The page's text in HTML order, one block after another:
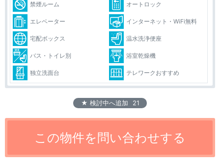
禁煙ルーム オートロック
エレベーター インターネット・WiFi無料
宅配ボックス 温水洗浄便座
バス・トイレ別 浴室乾燥機
独立洗面台 テレワークおすすめ
★ 検討中へ追加 21